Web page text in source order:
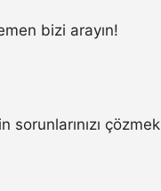
bizi arayın!
çözmek